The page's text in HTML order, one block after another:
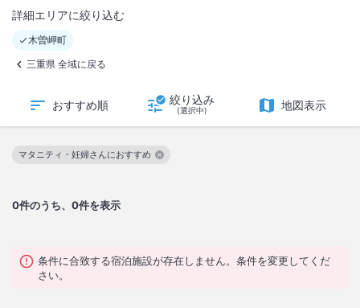
詳細エリアに絞り込む
木曽岬町
三重県 全域に戻る
おすすめ順 絞り込み
(選択中) 地図表示
0件のうち、0件を表示
マタニティ・妊婦さんにおすすめ
この絞り込み条件を解除
条件に合致する宿泊施設が存在しません。条件を変更してくだ
さい。